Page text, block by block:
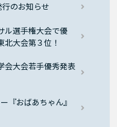
のお知らせ
ル選手権大会で優
大会第３位！
会大会若手優秀発表
『おばあちゃん』